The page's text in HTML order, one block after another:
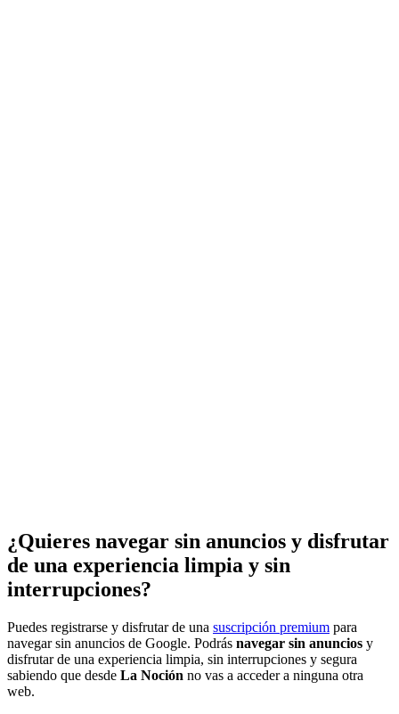
¿Quieres navegar sin anuncios y disfrutar
de una experiencia limpia y sin
interrupciones?
Puedes registrarse y disfrutar de una suscripción premium para
navegar sin anuncios de Google. Podrás navegar sin anuncios y
disfrutar de una experiencia limpia, sin interrupciones y segura
sabiendo que desde La Noción no vas a acceder a ninguna otra
web.